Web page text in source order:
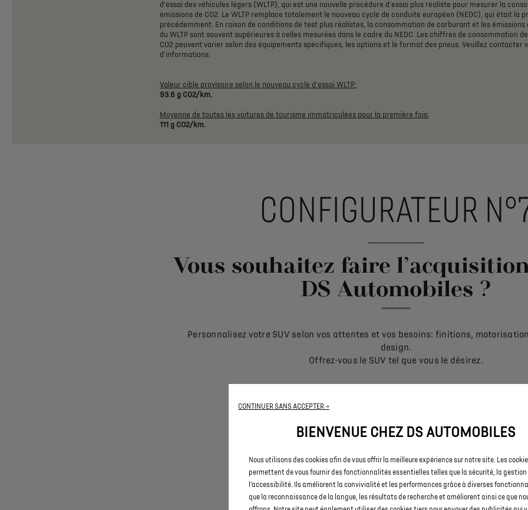
d'essai des véhicules légers (WLTP), qui est une nouvelle procédure d'essai plus réaliste pour mesurer la
émissions de CO2. Le WLTP remplace totalement le nouveau cycle de conduite européen (NEDC), qui était la
précédemment. En raison de conditions de test plus réalistes, la consommation de carburant et les émissions
du WLTP sont souvent supérieures à celles mesurées dans le cadre du NEDC. Les chiffres de consommation de
CO2 peuvent varier selon des équipements spécifiques, les options et le format des pneus. Veuillez contacter
d'informations.
Valeur cible provisoire selon le nouveau cycle d'essai WLTP:
93.6 g CO2/km.
Moyenne de toutes les voitures de tourisme immatriculées pour la première fois:
111 g CO2/km.
CONFIGURATEUR
Vous souhaitez faire
DS Automobiles ?
Personnalisez votre SUV selon vos attentes et vos besoins: finitions,
design.
Offrez-vous le SUV tel que vous le désirez.
comprennent une série d’équipements et d’accessoires de pointe
répondre à toutes vos attentes.
CONTINUER SANS ACCEPTER →
BIENVENUE CHEZ DS AUTOMOBILES
Nous utilisons des cookies afin de vous offrir la meilleure expérience sur notre site. Les
permettent de vous fournir des fonctionnalités essentielles telles que la sécurité, la gestion
l’accessibilité. Ils améliorent la convivialité et les performances grâce à diverses
que la reconnaissance de la langue, les résultats de recherche et améliorent ainsi ce que